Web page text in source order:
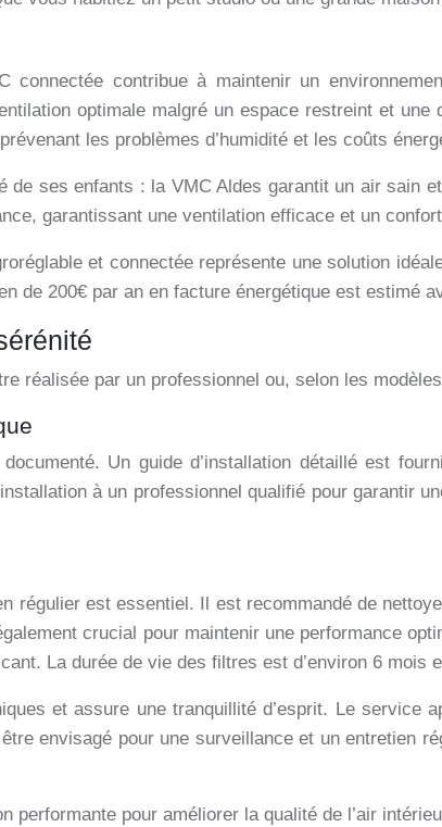
contribue à maintenir un
optimale malgré un espace restreint et une
les problèmes d’humidité et les coûts
de ses enfants : la VMC Aldes garantit un air sain
garantissant une ventilation efficace et un
et connectée représente une solution
de 200€ par an en facture énergétique est estimé
réalisée par un professionnel ou, selon les
Un guide d’installation détaillé est
à un professionnel qualifié pour garantir
régulier est essentiel. Il est recommandé de
crucial pour maintenir une performance
La durée de vie des filtres est d’environ 6 mois
et assure une tranquillité d’esprit. Le service
envisagé pour une surveillance et un entretien
performante pour améliorer la qualité de l’air